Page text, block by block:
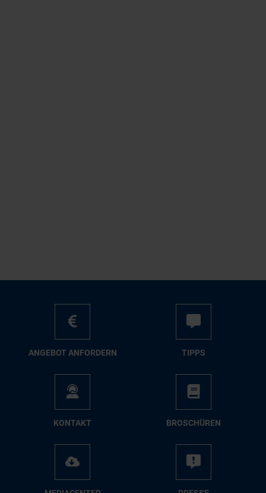
AN­GE­BOT AN­FOR­DERN TIPPS
KON­TAKT BRO­SCHÜ­REN